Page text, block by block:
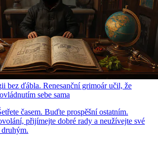
bez ďábla. Renesanční grimoár učil, že
sebe sama
časem. Buďte prospěšní ostatním.
přijímejte dobré rady a neužívejte své
druhým.